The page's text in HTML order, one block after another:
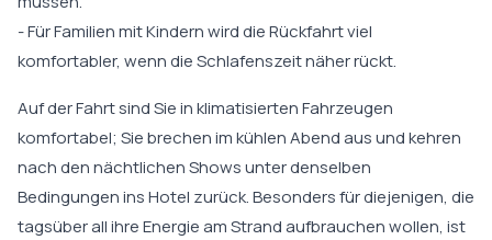
- Für Familien mit Kindern wird die Rückfahrt viel
komfortabler, wenn die Schlafenszeit näher rückt.
Auf der Fahrt sind Sie in klimatisierten Fahrzeugen
komfortabel; Sie brechen im kühlen Abend aus und kehren
nach den nächtlichen Shows unter denselben
Bedingungen ins Hotel zurück. Besonders für diejenigen, die
tagsüber all ihre Energie am Strand aufbrauchen wollen, ist